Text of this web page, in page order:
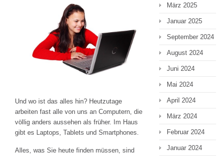
Und wo ist das alles hin? Heutzutage
arbeiten fast alle von uns an Computern, die
völlig anders aussehen als früher. Im Haus
gibt es Laptops, Tablets und Smartphones.
Alles, was Sie heute finden müssen, sind
März 2025
Januar 2025
September 2024
August 2024
Juni 2024
Mai 2024
April 2024
März 2024
Februar 2024
Januar 2024